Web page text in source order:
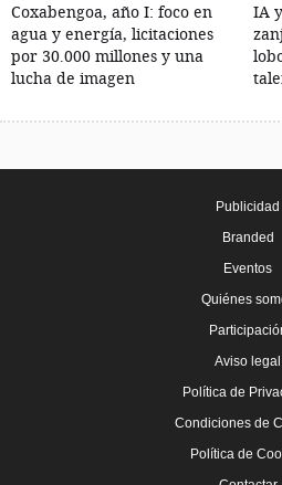
Coxabengoa, año I: foco en
agua y energía, licitaciones
por 30.000 millones y una
lucha de imagen
IA
Publicidad
Branded
Eventos
Quiénes
Aviso legal
Política de
Condiciones de
Política de